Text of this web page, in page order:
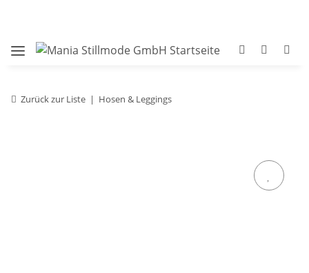
Zurück zur Liste Hosen & Leggings